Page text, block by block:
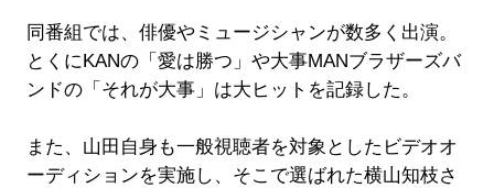
同番組では、俳優やミュージシャンが数多く出演。
とくにKANの「愛は勝つ」や大事MANブラザーズバ
ンドの「それが大事」は大ヒットを記録した。
また、山田自身も一般視聴者を対象としたビデオオ
ーディションを実施し、そこで選ばれた横山知枝さ